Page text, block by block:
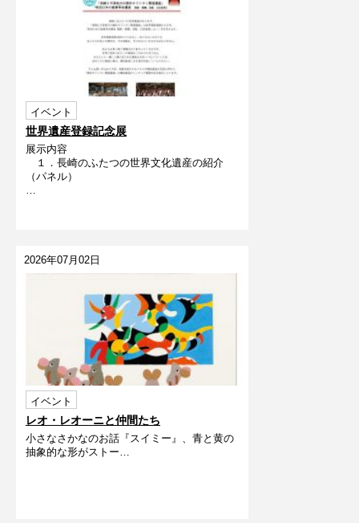
イベント
世界遺産登録記念展
展示内容
１．長崎のふたつの世界文化遺産の紹介
（パネル）
2026年07月02日
イベント
レオ・レオーニと仲間たち
小さなさかなのお話『スイミー』、青と黄の
抽象的な形がストー…